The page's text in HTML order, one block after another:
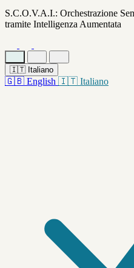
S.C.O.V.A.I.: Orchestrazione
tramite Intelligenza Aumentata
🇮🇹 Italiano
🇬🇧 English 🇮🇹 Italiano